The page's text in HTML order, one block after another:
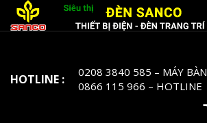
HOTLINE : 0208 3840 585 – MÁY BÀN
0866 115 966 – HOTLINE